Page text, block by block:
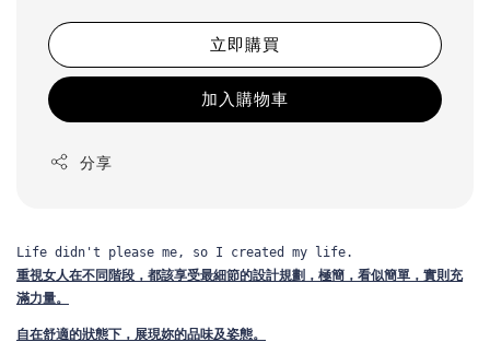
立即購買
加入購物車
分享
Life didn't please me, so I created my life.
重視女人在不同階段，都該享受最細節的設計規劃， 極簡，看似簡單，實則充
滿力量。
自在舒適的狀態下，展現妳的品味及姿態。